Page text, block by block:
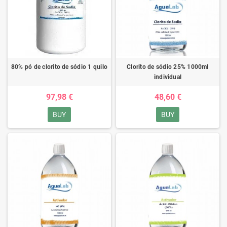
80% pó de clorito de sódio 1 quilo
97,98 €
BUY
Clorito de sódio 25% 1000ml
individual
48,60 €
BUY